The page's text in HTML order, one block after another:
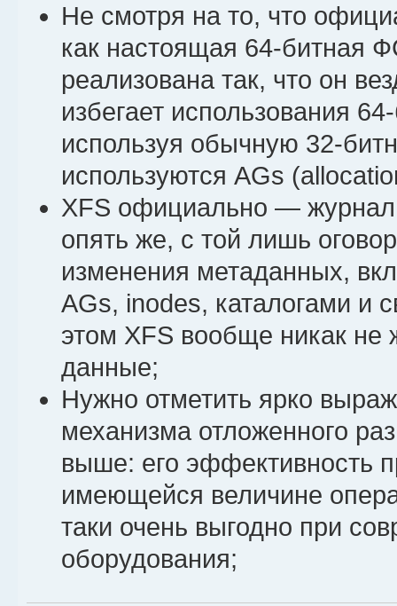
Не смотря на то, что
как настоящая 64-битная
реализована так, что он
избегает использования
используя обычную 32-
используются AGs
XFS официально —
опять же, с той лишь
изменения метаданных,
AGs, inodes, каталогами и
этом XFS вообще никак не
данные;
Нужно отметить ярко
механизма отложенного
выше: его эффективность
имеющейся величине
таки очень выгодно при
оборудования;